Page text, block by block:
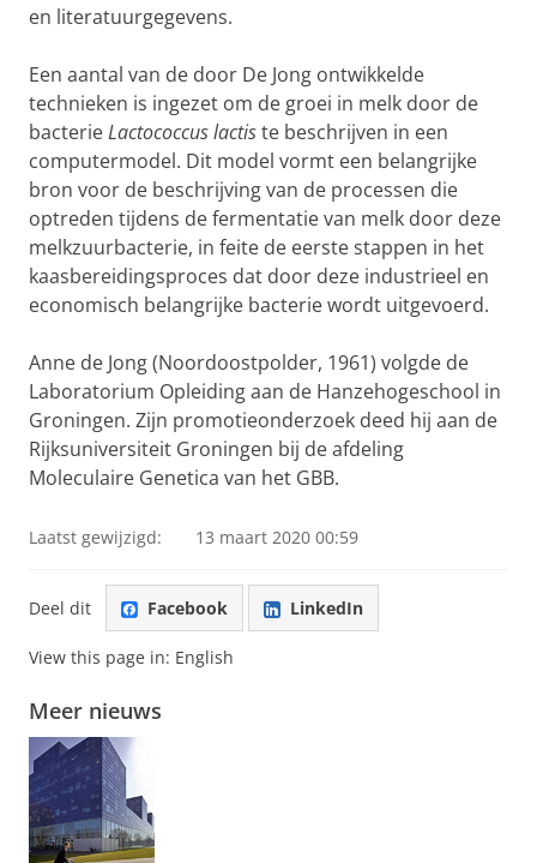
en literatuurgegevens.
Een aantal van de door De Jong ontwikkelde
technieken is ingezet om de groei in melk door de
bacterieLactococcus lactiste beschrijven in een
computermodel. Dit model vormt een belangrijke
bron voor de beschrijving van de processen die
optreden tijdens de fermentatie van melk door deze
melkzuurbacterie, in feite de eerste stappen in het
kaasbereidingsproces dat door deze industrieel en
economisch belangrijke bacterie wordt uitgevoerd.
Anne de Jong (Noordoostpolder, 1961) volgde de
Laboratorium Opleiding aan de Hanzehogeschool in
Groningen. Zijn promotieonderzoek deed hij aan de
Rijksuniversiteit Groningen bij de afdeling
Moleculaire Genetica van het GBB.
Laatst gewijzigd: 13 maart 2020 00:59
Deel dit Facebook LinkedIn
View this page in: English
Meer nieuws